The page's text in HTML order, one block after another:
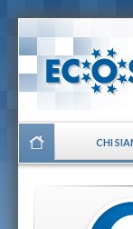
CHI